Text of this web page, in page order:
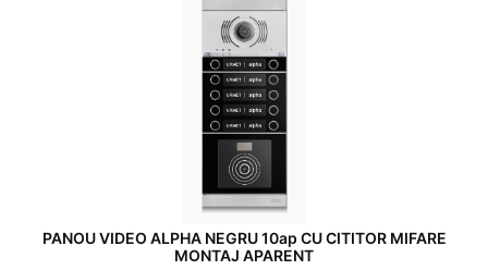
PANOU VIDEO ALPHA NEGRU 10ap CU CITITOR MIFARE
MONTAJ APARENT